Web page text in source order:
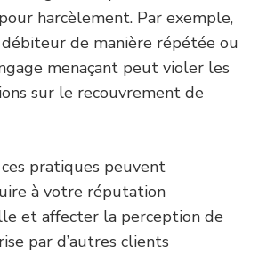
harcèlement. Par exemple,
de manière répétée ou
menaçant peut violer les
sur le recouvrement de
pratiques peuvent
à votre réputation
et affecter la perception de
par d’autres clients